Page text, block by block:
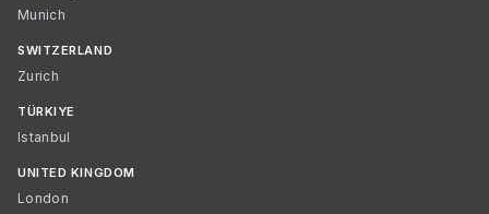
Munich
SWITZERLAND
Zurich
TÜRKIYE
Istanbul
UNITED KINGDOM
London